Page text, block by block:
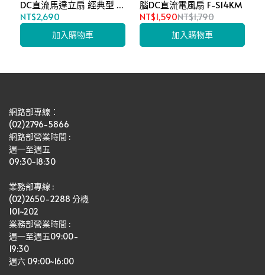
DC直流馬達立扇 經典型 F-
S14QT
NT$2,690
加入購物車
腦DC直流電風扇 F-S14KM
NT$1,590NT$1,790
加入購物車
網路部專線：
(02)2796-5866
網路部營業時間 :
週一至週五
09:30~18:30
業務部專線 :
(02)2650-2288 分機
101~202
業務部營業時間 :
週一至週五09:00-
19:30
週六 09:00~16:00